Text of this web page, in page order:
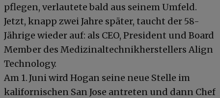
pflegen, verlautete bald aus seinem Umfeld.
Jetzt, knapp zwei Jahre später, taucht der 58-
Jährige wieder auf: als CEO, President und Board
Member des Medizinaltechnikherstellers Align
Technology.
Am 1. Juni wird Hogan seine neue Stelle im
kalifornischen San Jose antreten und dann Chef